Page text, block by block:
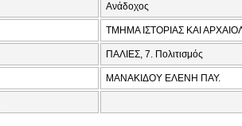
Ανάδοχος
ΤΜΗΜΑ ΙΣΤΟΡΙΑΣ ΚΑΙ
ΠΑΛΙΕΣ, 7. Πολιτισμός
ΜΑΝΑΚΙΔΟΥ ΕΛΕΝΗ ΠΑΥ.